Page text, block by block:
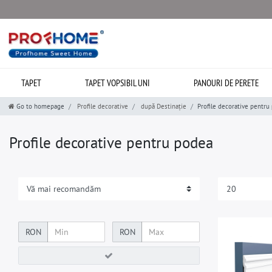
TAPET TAPET VOPSIBIL UNI PANOURI DE PERETE
Go to homepage Profile decorative după Destinație Profile decorative pentru
Profile decorative pentru podea
RON RON